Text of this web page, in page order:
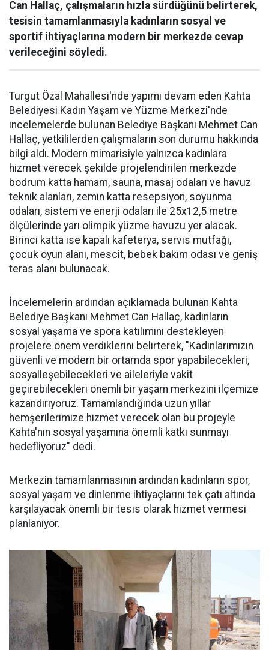
Can Hallaç, çalışmaların hızla sürdüğünü belirterek,
tesisin tamamlanmasıyla kadınların sosyal ve
sportif ihtiyaçlarına modern bir merkezde cevap
verileceğini söyledi.
Turgut Özal Mahallesi'nde yapımı devam eden Kahta
Belediyesi Kadın Yaşam ve Yüzme Merkezi'nde
incelemelerde bulunan Belediye Başkanı Mehmet Can
Hallaç, yetkililerden çalışmaların son durumu hakkında
bilgi aldı. Modern mimarisiyle yalnızca kadınlara
hizmet verecek şekilde projelendirilen merkezde
bodrum katta hamam, sauna, masaj odaları ve havuz
teknik alanları, zemin katta resepsiyon, soyunma
odaları, sistem ve enerji odaları ile 25x12,5 metre
ölçülerinde yarı olimpik yüzme havuzu yer alacak.
Birinci katta ise kapalı kafeterya, servis mutfağı,
çocuk oyun alanı, mescit, bebek bakım odası ve geniş
teras alanı bulunacak.
İncelemelerin ardından açıklamada bulunan Kahta
Belediye Başkanı Mehmet Can Hallaç, kadınların
sosyal yaşama ve spora katılımını destekleyen
projelere önem verdiklerini belirterek, "Kadınlarımızın
güvenli ve modern bir ortamda spor yapabilecekleri,
sosyalleşebilecekleri ve aileleriyle vakit
geçirebilecekleri önemli bir yaşam merkezini ilçemize
kazandırıyoruz. Tamamlandığında uzun yıllar
hemşerilerimize hizmet verecek olan bu projeyle
Kahta'nın sosyal yaşamına önemli katkı sunmayı
hedefliyoruz" dedi.
Merkezin tamamlanmasının ardından kadınların spor,
sosyal yaşam ve dinlenme ihtiyaçlarını tek çatı altında
karşılayacak önemli bir tesis olarak hizmet vermesi
planlanıyor.